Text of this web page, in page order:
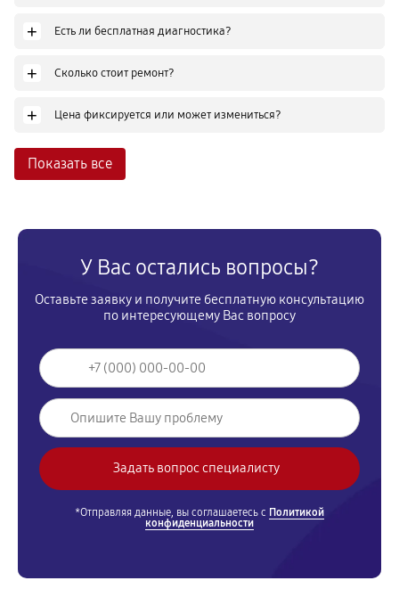
+ Есть ли бесплатная диагностика?
+ Сколько стоит ремонт?
+ Цена фиксируется или может измениться?
Показать все
У Вас остались вопросы?
Оставьте заявку и получите бесплатную консультацию
по интересующему Вас вопросу
*Отправляя данные, вы соглашаетесь с Политикой
конфиденциальности